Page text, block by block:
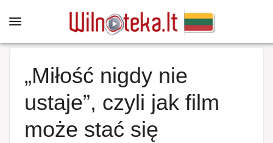
„Miłość nigdy nie
ustaje”, czyli jak film
może stać się